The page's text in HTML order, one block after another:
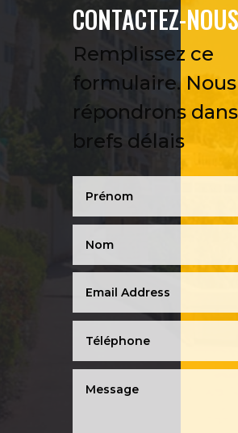
CONTACTEZ-NOUS
Remplissez ce
formulaire.
répondrons
brefs délais